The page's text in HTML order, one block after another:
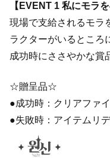
【EVENT 1 私にモラを
現場で支給されるモラ
ラクターがいるところ
成功時にささやかな賞
☆贈呈品☆
●成功時：クリアファ
●失敗時：アイテムリ